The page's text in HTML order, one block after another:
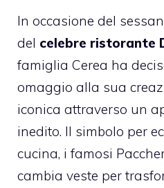
In occasione del
del celebre ristorante
famiglia Cerea ha
omaggio alla sua
iconica attraverso un
inedito. Il simbolo per
cucina, i famosi
cambia veste per